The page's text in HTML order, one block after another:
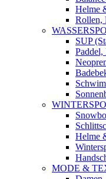
Helme
Rollen,
SUP
Paddel,
Helme
MODE &